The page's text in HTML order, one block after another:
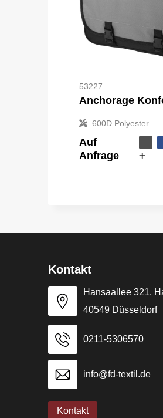
53227
600D Polyester
Auf
Anfrage
Kontakt
Hansaallee 321,
40549 Düsseldorf
0211-5306570
info@fd-textil.de
Kontakt